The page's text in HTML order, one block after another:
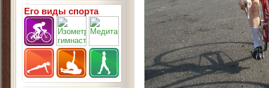
Его виды спорта